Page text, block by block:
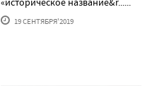
19 СЕНТЯБРЯ'2019